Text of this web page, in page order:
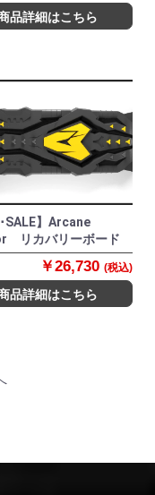
品詳細はこちら
･SALE】Arcane
リカバリーボード
￥26,730 (税込)
品詳細はこちら